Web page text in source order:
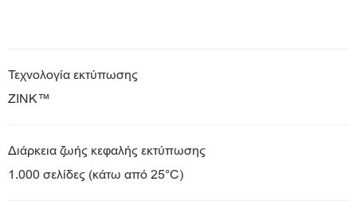
Τεχνολογία εκτύπωσης
ZINK™
Διάρκεια ζωής κεφαλής εκτύπωσης
1.000 σελίδες (κάτω από 25°C)